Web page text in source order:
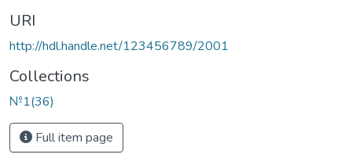
URI
http://hdl.handle.net/123456789/2001
Collections
№1(36)
Full item page